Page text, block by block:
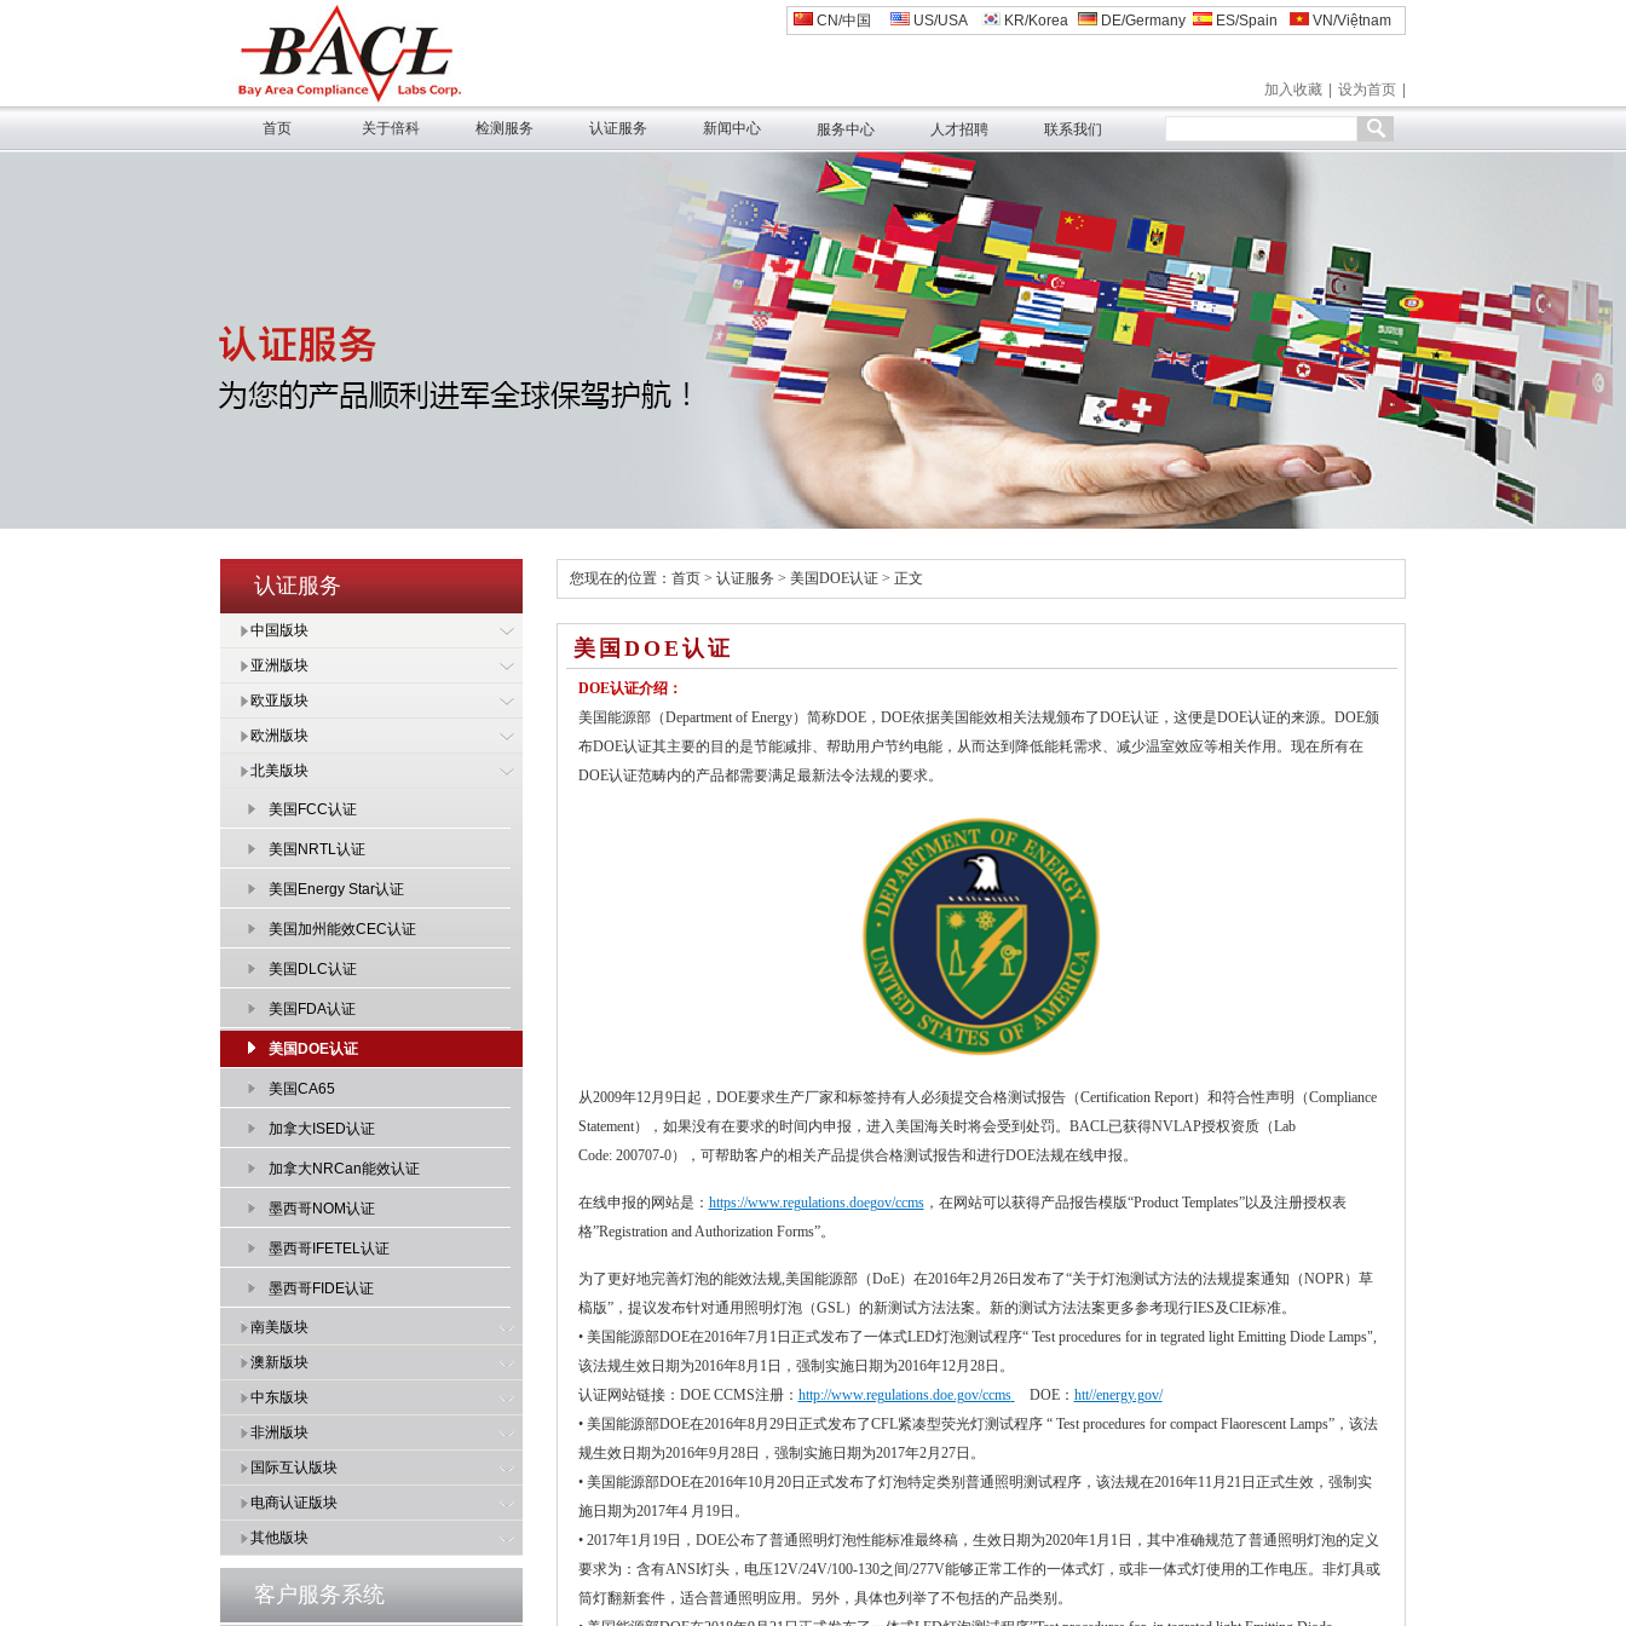
CN/中国 US/USA KR/Korea DE/Germany ES/Spain VN/Việtnam
设为首页
加入收藏
首页 关于倍科 检测服务 认证服务 新闻中心 服务中心 人才招聘 联系我们
认证服务
中国版块
亚洲版块
欧亚版块
欧洲版块
北美版块
美国FCC认证
美国NRTL认证
美国Energy Star认证
美国加州能效CEC认证
美国DLC认证
美国FDA认证
美国DOE认证
美国CA65
加拿大ISED认证
加拿大NRCan能效认证
墨西哥NOM认证
墨西哥IFETEL认证
墨西哥FIDE认证
南美版块
澳新版块
中东版块
非洲版块
国际互认版块
电商认证版块
其他版块
客户服务系统
您现在的位置： 首页 > 认证服务 > 美国DOE认证 > 正文
美国DOE认证
DOE认证介绍：
美国能源部（Department of Energy）简称DOE，DOE依据美国能效相关法规颁布了DOE认证，这便是DOE认证的来源。DOE颁
布DOE认证其主要的目的是节能减排、帮助用户节约电能，从而达到降低能耗需求、减少温室效应等相关作用。现在所有在
DOE认证范畴内的产品都需要满足最新法令法规的要求。
从2009年12月9日起，DOE要求生产厂家和标签持有人必须提交合格测试报告（Certification Report）和符合性声明（Compliance
Statement），如果没有在要求的时间内申报，进入美国海关时将会受到处罚。BACL已获得NVLAP授权资质（Lab
Code: 200707-0），可帮助客户的相关产品提供合格测试报告和进行DOE法规在线申报。
在线申报的网站是： https://www.regulations.doegov/ccms，在网站可以获得产品报告模版“Product Templates”以及注册授权表
格”Registration and Authorization Forms”。
为了更好地完善灯泡的能效法规,美国能源部（DoE）在2016年2月26日发布了“关于灯泡测试方法的法规提案通知（NOPR）草
槁版”，提议发布针对通用照明灯泡（GSL）的新测试方法法案。新的测试方法法案更多参考现行IES及CIE标准。
• 美国能源部DOE在2016年7月1日正式发布了一体式LED灯泡测试程序“ Test procedures for in tegrated light Emitting Diode Lamps",
该法规生效日期为2016年8月1日，强制实施日期为2016年12月28日。
认证网站链接：DOE CCMS注册： http://www.regulations.doe.gov/ccms DOE： htt//energy.gov/
• 美国能源部DOE在2016年8月29日正式发布了CFL紧凑型荧光灯测试程序 “ Test procedures for compact Flaorescent Lamps”，该法
规生效日期为2016年9月28日，强制实施日期为2017年2月27日。
• 美国能源部DOE在2016年10月20日正式发布了灯泡特定类别普通照明测试程序，该法规在2016年11月21日正式生效，强制实
施日期为2017年4 月19日。
• 2017年1月19日，DOE公布了普通照明灯泡性能标准最终稿，生效日期为2020年1月1日，其中准确规范了普通照明灯泡的定义
要求为：含有ANSI灯头，电压12V/24V/100-130之间/277V能够正常工作的一体式灯，或非一体式灯使用的工作电压。非灯具或
筒灯翻新套件，适合普通照明应用。另外，具体也列举了不包括的产品类别。